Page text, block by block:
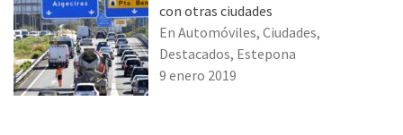
con otras ciudades
En Automóviles, Ciudades,
Destacados, Estepona
9 enero 2019